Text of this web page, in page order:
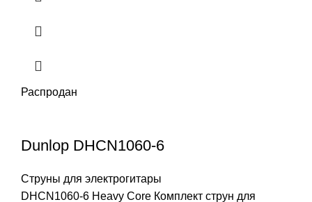
Распродан
Dunlop DHCN1060-6
Струны для электрогитары
DHCN1060-6 Heavy Core Комплект струн для